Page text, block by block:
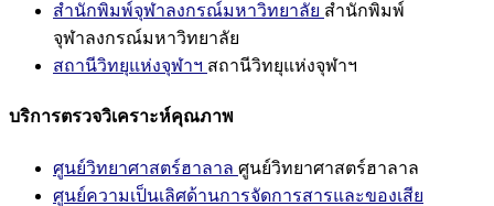
สำนักพิมพ์จุฬาลงกรณ์มหาวิทยาลัย สำนักพิมพ์
จุฬาลงกรณ์มหาวิทยาลัย
สถานีวิทยุแห่งจุฬาฯ สถานีวิทยุแห่งจุฬาฯ
บริการตรวจวิเคราะห์คุณภาพ
ศูนย์วิทยาศาสตร์ฮาลาล ศูนย์วิทยาศาสตร์ฮาลาล
ศูนย์ความเป็นเลิศด้านการจัดการสารและของเสีย